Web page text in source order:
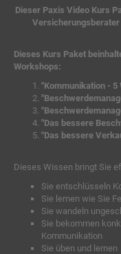
Dieser Paxis Video Kurs
Dieses Kurs Paket
Workshops:
"Kommunikation - 5
"Das bessere
"Das bessere
Dieses Wissen bringt Sie
Sie entschlüsseln
Sie lernen wie Sie
Sie wandeln
Sie bekommen
Kommunikation
Sie üben und lernen